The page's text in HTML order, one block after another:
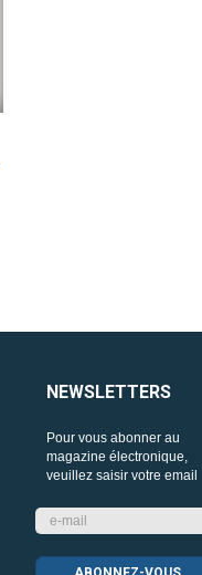
NEWSLETTERS
Pour vous abonner au
magazine électronique,
veuillez saisir votre email